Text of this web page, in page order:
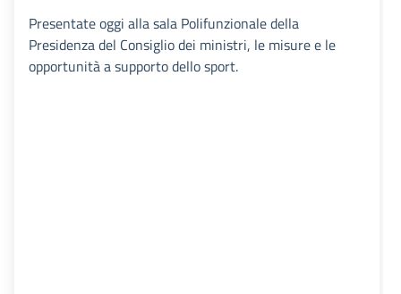
Presentate oggi alla sala Polifunzionale della
Presidenza del Consiglio dei ministri, le misure e le
opportunità a supporto dello sport.